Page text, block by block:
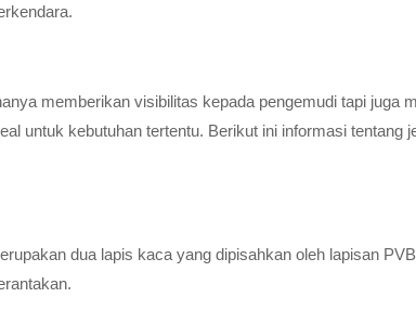
memberikan visibilitas kepada pengemudi tapi juga
untuk kebutuhan tertentu. Berikut ini informasi tentang
dua lapis kaca yang dipisahkan oleh lapisan